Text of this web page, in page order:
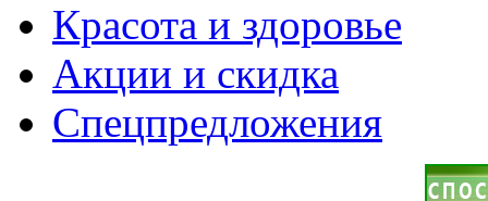
Красота и здоровье
Акции и скидка
Спецпредложения